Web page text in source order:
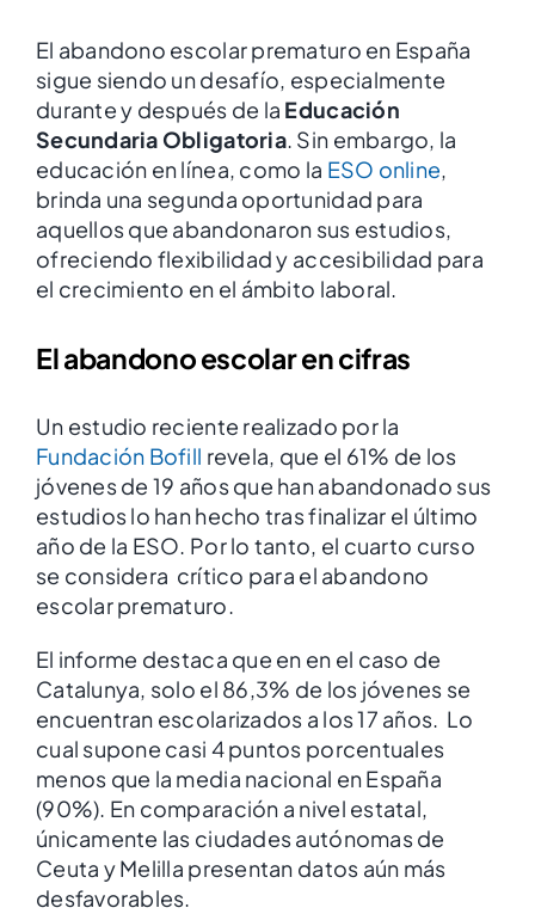
El abandono escolar prematuro en España
sigue siendo un desafío, especialmente
durante y después de la Educación
Secundaria Obligatoria. Sin embargo, la
educación en línea, como la ESO online,
brinda una segunda oportunidad para
aquellos que abandonaron sus estudios,
ofreciendo flexibilidad y accesibilidad para
el crecimiento en el ámbito laboral.
El abandono escolar en cifras
Un estudio reciente realizado por la
Fundación Bofill revela, que el 61% de los
jóvenes de 19 años que han abandonado sus
estudios lo han hecho tras finalizar el último
año de la ESO. Por lo tanto, el cuarto curso
se considera crítico para el abandono
escolar prematuro.
El informe destaca que en en el caso de
Catalunya, solo el 86,3% de los jóvenes se
encuentran escolarizados a los 17 años. Lo
cual supone casi 4 puntos porcentuales
menos que la media nacional en España
(90%). En comparación a nivel estatal,
únicamente las ciudades autónomas de
Ceuta y Melilla presentan datos aún más
desfavorables.